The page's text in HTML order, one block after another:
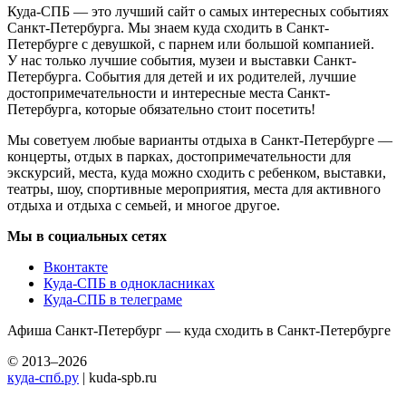
Куда-СПБ — это лучший сайт о самых интересных событиях
Санкт-Петербурга. Мы знаем куда сходить в Санкт-
Петербурге с девушкой, с парнем или большой компанией.
У нас только лучшие события, музеи и выставки Санкт-
Петербурга. События для детей и их родителей, лучшие
достопримечательности и интересные места Санкт-
Петербурга, которые обязательно стоит посетить!
Мы советуем любые варианты отдыха в Санкт-Петербурге —
концерты, отдых в парках, достопримечательности для
экскурсий, места, куда можно сходить с ребенком, выставки,
театры, шоу, спортивные мероприятия, места для активного
отдыха и отдыха с семьей, и многое другое.
Мы в социальных сетях
Вконтакте
Куда-СПБ в однокласниках
Куда-СПБ в телеграме
Афиша Санкт-Петербург — куда сходить в Санкт-Петербурге
© 2013–2026
куда-спб.ру | kuda-spb.ru